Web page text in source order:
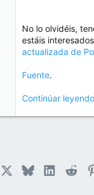
No lo olvidéis,
estáis
actualizada de
Fuente.
Continúar
BlueskyLinkedIn